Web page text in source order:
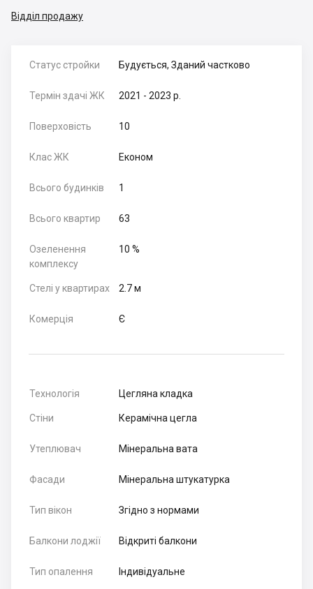
Відділ продажу
Статус стройки Будується, Зданий частково
Термін здачі ЖК 2021 - 2023 р.
Поверховість 10
Клас ЖК Економ
Всього будинків 1
Всього квартир 63
Озеленення
комплексу
10 %
Стелі у квартирах 2.7 м
Комерція Є
Технологія Цегляна кладка
Стіни Керамічна цегла
Утеплювач Мінеральна вата
Фасади Мінеральна штукатурка
Тип вікон Згідно з нормами
Балкони лоджії Відкриті балкони
Тип опалення Індивідуальне